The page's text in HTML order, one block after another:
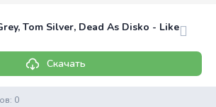
Tom Silver, Dead As Disko - Like That
Скачать
0